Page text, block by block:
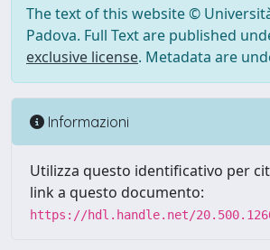
The text of this website ©
Padova. Full Text are published
exclusive license. Metadata are
Informazioni
Utilizza questo identificativo per
link a questo documento:
https://hdl.handle.net/